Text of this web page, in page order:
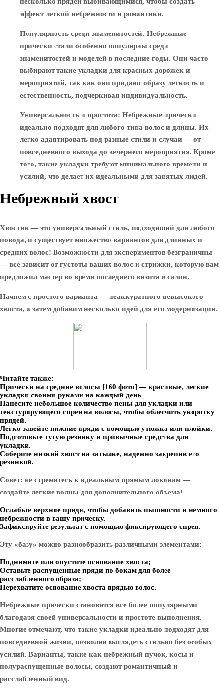
эффект легкой небрежности и романтики.
Популярность среди знаменитостей: Небрежные
прически стали особенно популярны среди
знаменитостей и моделей в последние годы. Они часто
выбирают такие укладки для красных дорожек и
мероприятий, так как они придают образу легкость и
естественность, подчеркивая индивидуальность.
Универсальность и простота: Небрежные прически
идеально подходят для любого типа волос и длины. Их
легко адаптировать под разные стили и случаи — от
повседневного выхода до вечернего мероприятия. Кроме
того, такие укладки требуют минимального времени и
усилий, что делает их идеальными для занятых людей.
Небрежный хвост
Хвостик — это универсальный стиль, подходящий для любого
повода, и существует множество вариантов для длинных и
средних волос! Возможности для экспериментов безграничны
— все зависит от густоты ваших волос и стрижки, которую вам
предложил мастер во время последнего визита в салон.
Начнем с простого варианта — неаккуратного невысокого
хвоста, а затем добавим несколько идей для его модернизации.
Читайте также:
Прически на средние волосы [160 фото] — красивые, легкие
укладки своими руками на каждый день
Нанесите небольшое количество пены для укладки или
текстурирующего спрея на волосы, чтобы облегчить укоротку
прядей.
Легко завейте нижние пряди с помощью утюжка или плойки.
Подготовьте тугую резинку и привычные средства для
укладки.
Соберите низкий хвост на затылке, надежно закрепив его
резинкой.
Совет: не стремитесь к идеальным прямым локонам —
создайте легкие волны для дополнительного объема!
Ослабьте верхние пряди, чтобы добавить пышности и немного
небрежности в вашу прическу.
Зафиксируйте результат с помощью фиксирующего спрея.
Эту «базу» можно разнообразить различными элементами:
Поднимите или опустите основание хвоста;
Оставьте распущенные пряди по бокам для более
расслабленного образа;
Перехватите основание хвоста прядью волос.
Небрежные прически становятся все более популярными
благодаря своей универсальности и простоте выполнения.
Многие отмечают, что такие укладки идеально подходят для
повседневной жизни, позволяя выглядеть стильно без особых
усилий. Варианты, такие как небрежный пучок, косы и
полураспущенные волосы, создают романтичный и
расслабленный вид.